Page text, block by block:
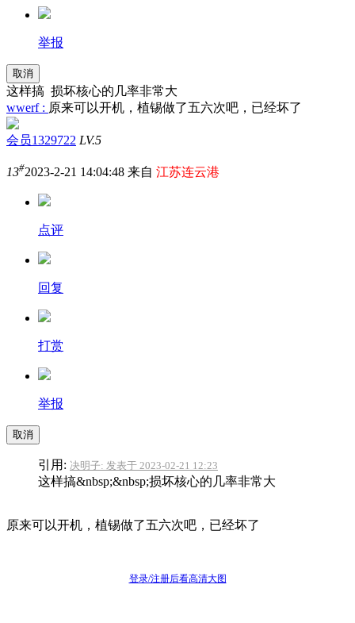
举报
取消
这样搞 损坏核心的几率非常大
wwerf : 原来可以开机，植锡做了五六次吧，已经坏了
会员1329722 LV.5
13#2023-2-21 14:04:48 来自 江苏连云港
点评
回复
打赏
举报
取消
引用: 决明子: 发表于 2023-02-21 12:23
这样搞&nbsp;&nbsp;损坏核心的几率非常大
原来可以开机，植锡做了五六次吧，已经坏了
登录/注册后看高清大图